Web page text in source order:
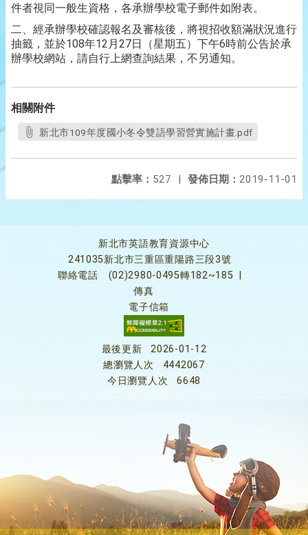
件者視同一般生資格，各承辦學校電子郵件如附表。
二、經承辦學校確認報名及審核後，將視招收額滿狀況進行
抽籤，並於108年12月27日（星期五）下午6時前公告於承
辦學校網站，請自行上網查詢結果，不另通知。
相關附件
新北市109年度國小冬令雙語學習營實施計畫.pdf
發佈日期： 2019-11-01
點擊率： 527 |
新北市英語教育資源中心
241035新北市三重區重陽路三段3號
聯絡電話
(02)2980-0495轉182~185
傳真
電子信箱
最後更新
2026-01-12
總瀏覽人次
4442067
今日瀏覽人次
6648